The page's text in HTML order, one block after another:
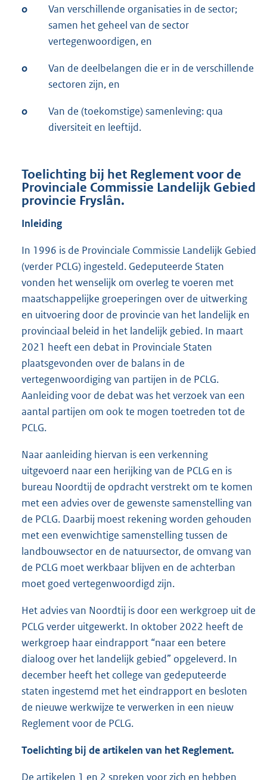
o
Van verschillende organisaties in de sector;
samen het geheel van de sector
vertegenwoordigen, en
o
Van de deelbelangen die er in de verschillende
sectoren zijn, en
o
Van de (toekomstige) samenleving: qua
diversiteit en leeftijd.
Toelichting bij het Reglement voor de
Provinciale Commissie Landelijk Gebied
provincie Fryslân.
Inleiding
In 1996 is de Provinciale Commissie Landelijk Gebied
(verder PCLG) ingesteld. Gedeputeerde Staten
vonden het wenselijk om overleg te voeren met
maatschappelijke groeperingen over de uitwerking
en uitvoering door de provincie van het landelijk en
provinciaal beleid in het landelijk gebied. In maart
2021 heeft een debat in Provinciale Staten
plaatsgevonden over de balans in de
vertegenwoordiging van partijen in de PCLG.
Aanleiding voor de debat was het verzoek van een
aantal partijen om ook te mogen toetreden tot de
PCLG.
Naar aanleiding hiervan is een verkenning
uitgevoerd naar een herijking van de PCLG en is
bureau Noordtij de opdracht verstrekt om te komen
met een advies over de gewenste samenstelling van
de PCLG. Daarbij moest rekening worden gehouden
met een evenwichtige samenstelling tussen de
landbouwsector en de natuursector, de omvang van
de PCLG moet werkbaar blijven en de achterban
moet goed vertegenwoordigd zijn.
Het advies van Noordtij is door een werkgroep uit de
PCLG verder uitgewerkt. In oktober 2022 heeft de
werkgroep haar eindrapport “naar een betere
dialoog over het landelijk gebied” opgeleverd. In
december heeft het college van gedeputeerde
staten ingestemd met het eindrapport en besloten
de nieuwe werkwijze te verwerken in een nieuw
Reglement voor de PCLG.
Toelichting bij de artikelen van het Reglement.
De artikelen 1 en 2 spreken voor zich en hebben